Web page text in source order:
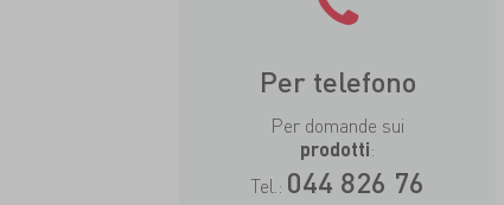
Per telefono
Per domande sui
prodotti:
Tel.: 044 826 76